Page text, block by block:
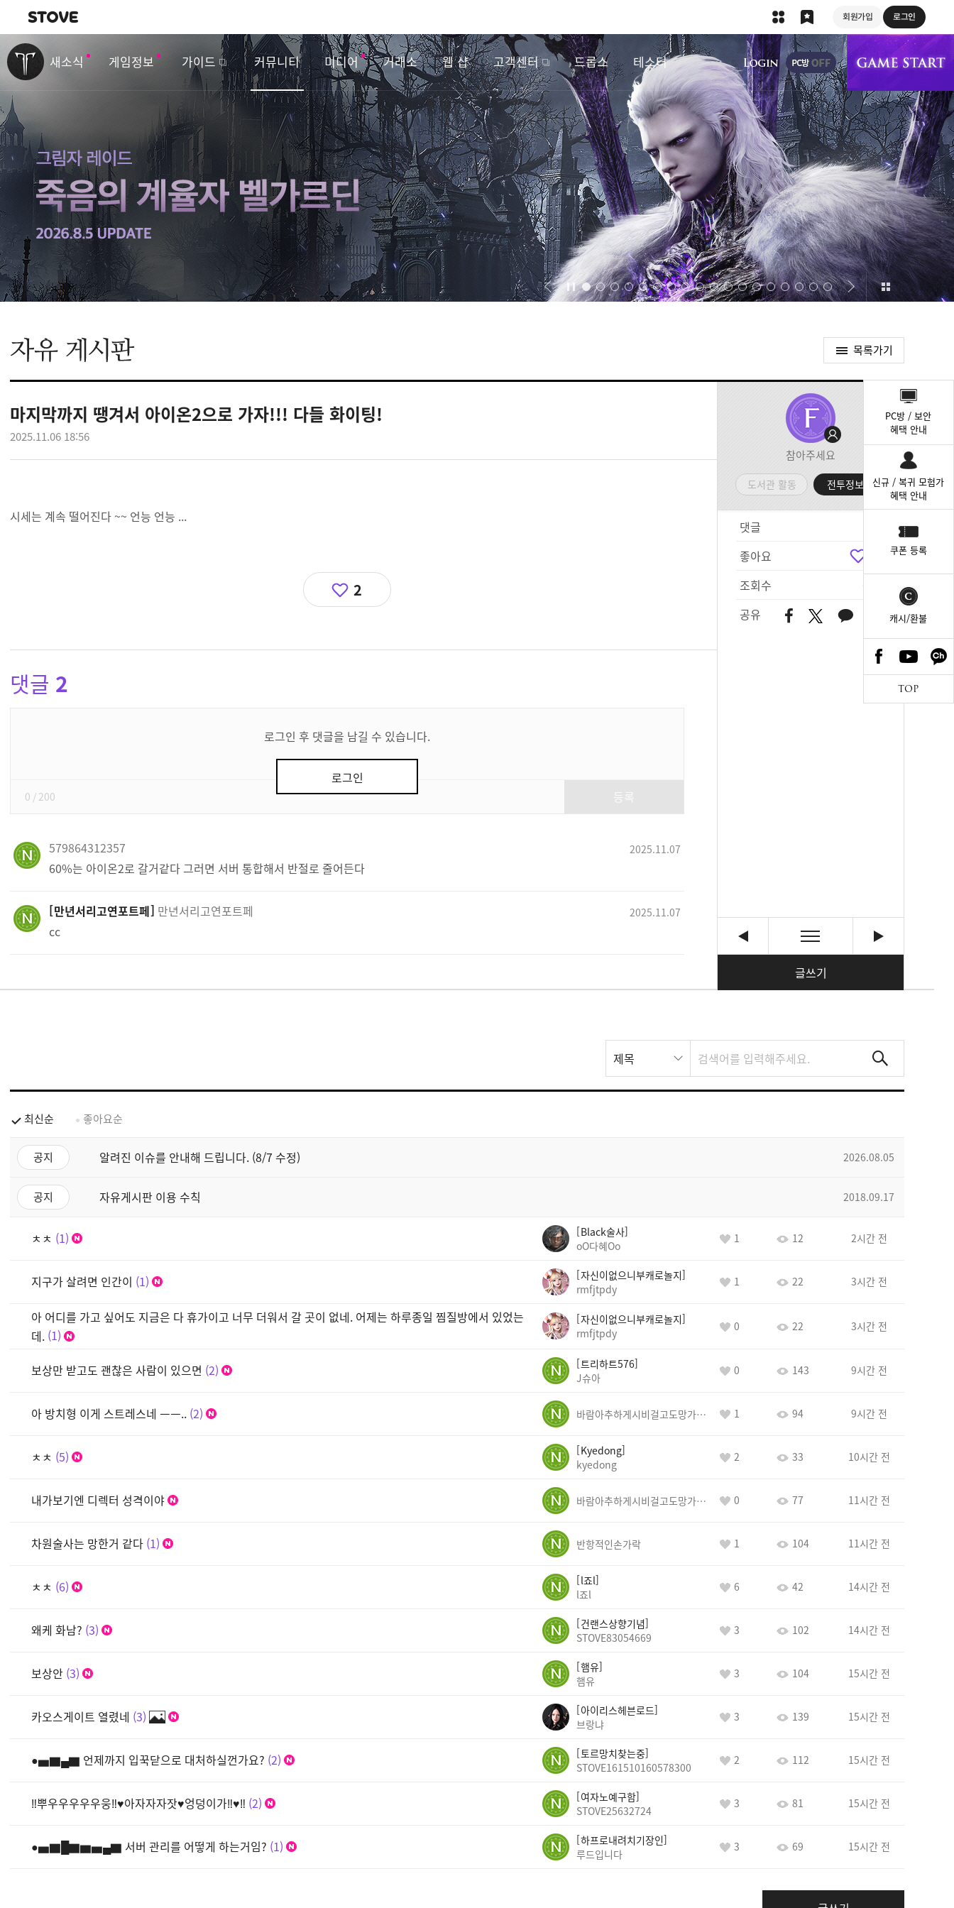
회원가입 로그인
내비게이션
새소식 게임정보 가이드 커뮤니티 미디어 거래소 웹 샵 고객센터 드롭스 테스터
상단 메뉴
벤
트
&
업
데
이
트
목록가기
마지막까지 땡겨서 아이온2으로 가자!!! 다들 화이팅!
2025.11.06 18:56
참아주세요
도서관 활동 전투정보실
댓글
좋아요
조회수
공유
글쓰기
시세는 계속 떨어진다 ~~ 언능 언능 ...
2
댓글 2
로그인 후 댓글을 남길 수 있습니다.
로그인
0 / 200
579864312357 2025.11.07
60%는 아이온2로 갈거같다 그러면 서버 통합해서 반절로 줄어든다
만년서리고연포트페 만년서리고연포트페 2025.11.07
cc
스
트
제목
최신순 좋아요순
공지 알려진 이슈를 안내해 드립니다. (8/7 수정) 2026.08.05
공지 자유게시판 이용 수칙 2018.09.17
ㅊㅊ 1
Black술사
oO다혜Oo
1 12 2시간 전
지구가 살려면 인간이 1
자신이없으니부캐로놀지
rmfjtpdy
1 22 3시간 전
아 어디를 가고 싶어도 지금은 다 휴가이고 너무 더워서 갈 곳이 없네. 어제는 하루종일 찜질방에서 있었는
데. 1
자신이없으니부캐로놀지
rmfjtpdy
0 22 3시간 전
보상만 받고도 괜찮은 사람이 있으면 2
트리하트576
J슈아
0 143 9시간 전
아 방치형 이게 스트레스네 ㅡㅡ.. 2 바람아추하게시비걸고도망가냐당당하게글써 1 94 9시간 전
ㅊㅊ 5
Kyedong
kyedong
2 33 10시간 전
내가보기엔 디렉터 성격이야 바람아추하게시비걸고도망가냐당당하게글써 0 77 11시간 전
차원술사는 망한거 같다 1 반항적인손가락 1 104 11시간 전
ㅊㅊ 6
l죠l
l죠l
6 42 14시간 전
왜케 화남? 3
건랜스상향기념
STOVE83054669
3 102 14시간 전
보상안 3
햄유
햄유
3 104 15시간 전
카오스게이트 열렸네 3
아이리스헤븐로드
브랑냐
3 139 15시간 전
●▅▇▄▇ 언제까지 입꾹닫으로 대처하실껀가요? 2
토르망치찾는중
STOVE161510160578300
2 112 15시간 전
‼뿌우우우우우웅‼♥아자자자잣♥엉덩이가‼♥‼ 2
여자노예구함
STOVE25632724
3 81 15시간 전
●▅▇█▇▆▅▄▇ 서버 관리를 어떻게 하는거임? 1
하프로내려치기장인
루드입니다
3 69 15시간 전
PC방 / 보안
혜택 안내
신규 / 복귀 모험가
혜택 안내
쿠폰 등록
캐시/환불
TOP